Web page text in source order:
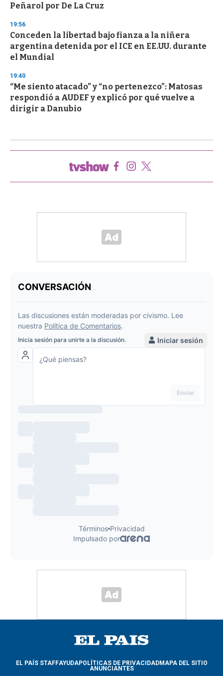
Peñarol por De La Cruz
19:56
Conceden la libertad bajo fianza a la niñera
argentina detenida por el ICE en EE.UU. durante
el Mundial
19:40
“Me siento atacado” y “no pertenezco”: Matosas
respondió a AUDEF y explicó por qué vuelve a
dirigir a Danubio
EL PAÍS STAFFAYUDAPOLÍTICAS DE PRIVACIDADMAPA DEL SITIO
ANUNCIANTES